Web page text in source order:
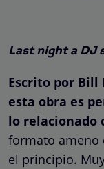
Last night a DJ
Escrito por Bill
esta obra es
lo relacionado
formato ameno
el principio.